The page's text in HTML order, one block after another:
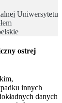
Uniwersytetu
ostrej
innych
danych